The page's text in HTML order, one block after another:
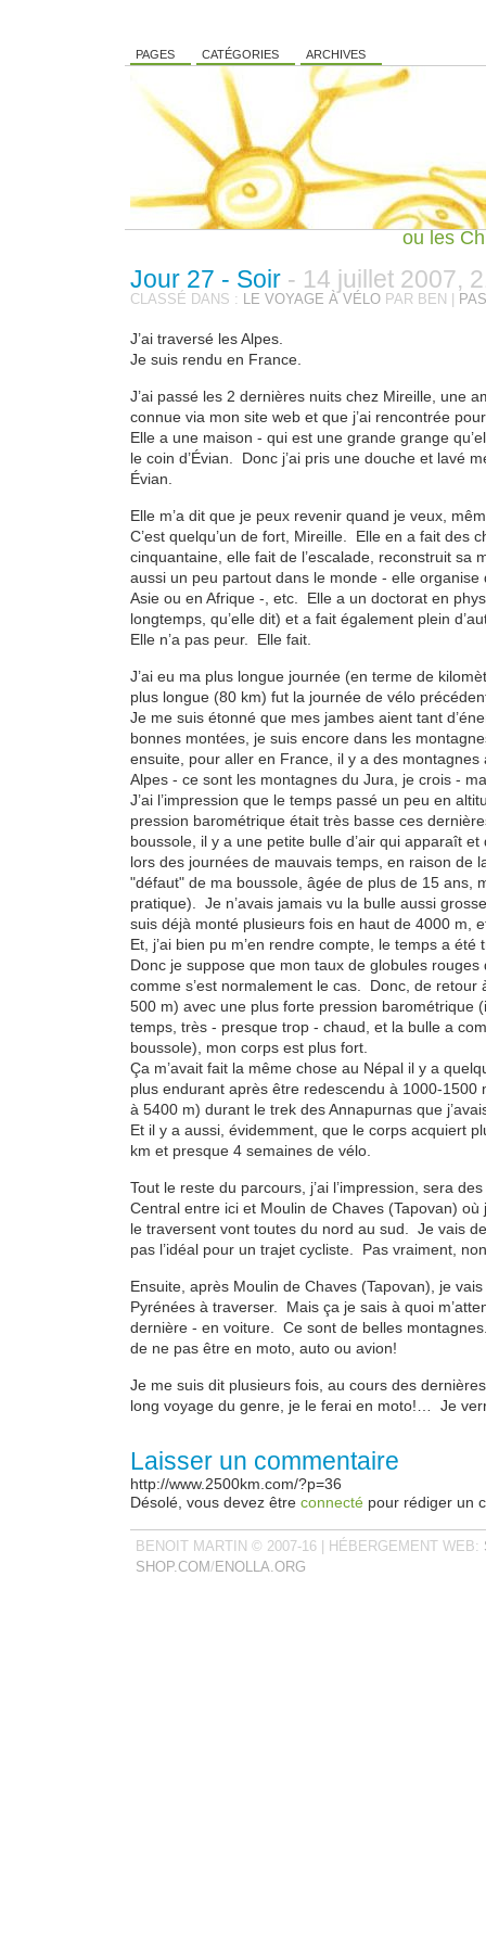
PAGES CATÉGORIES ARCHIVES
ou les
Jour 27 - Soir - 14 juillet 2007,
CLASSÉ DANS : LE VOYAGE À VÉLO PAR BEN |
J’ai traversé les Alpes.
Je suis rendu en France.
J’ai passé les 2 dernières nuits chez Mireille, une
connue via mon site web et que j’ai rencontrée
Elle a une maison - qui est une grande grange
le coin d’Évian. Donc j’ai pris une douche et lavé
Évian.
Elle m’a dit que je peux revenir quand je veux,
C’est quelqu’un de fort, Mireille. Elle en a fait des
cinquantaine, elle fait de l’escalade, reconstruit sa
aussi un peu partout dans le monde - elle
Asie ou en Afrique -, etc. Elle a un doctorat en
longtemps, qu’elle dit) et a fait également plein
Elle n’a pas peur. Elle fait.
J’ai eu ma plus longue journée (en terme de
plus longue (80 km) fut la journée de vélo
Je me suis étonné que mes jambes aient tant
bonnes montées, je suis encore dans les
ensuite, pour aller en France, il y a des montagnes
Alpes - ce sont les montagnes du Jura, je crois -
J’ai l’impression que le temps passé un peu en
pression barométrique était très basse ces
boussole, il y a une petite bulle d’air qui apparaît et
lors des journées de mauvais temps, en raison de
"défaut" de ma boussole, âgée de plus de 15 ans,
pratique). Je n’avais jamais vu la bulle aussi
suis déjà monté plusieurs fois en haut de 4000 m,
Et, j’ai bien pu m’en rendre compte, le temps a
Donc je suppose que mon taux de globules rouges
comme s’est normalement le cas. Donc, de retour
500 m) avec une plus forte pression barométrique
temps, très - presque trop - chaud, et la bulle a
boussole), mon corps est plus fort.
Ça m’avait fait la même chose au Népal il y a
plus endurant après être redescendu à 1000-1500
à 5400 m) durant le trek des Annapurnas que
Et il y a aussi, évidemment, que le corps acquiert
km et presque 4 semaines de vélo.
Tout le reste du parcours, j’ai l’impression, sera
Central entre ici et Moulin de Chaves (Tapovan)
le traversent vont toutes du nord au sud. Je vais de
pas l’idéal pour un trajet cycliste. Pas vraiment,
Ensuite, après Moulin de Chaves (Tapovan), je vais
Pyrénées à traverser. Mais ça je sais à quoi
dernière - en voiture. Ce sont de belles
de ne pas être en moto, auto ou avion!
Je me suis dit plusieurs fois, au cours des
long voyage du genre, je le ferai en moto!… Je
Laisser un commentaire
http://www.2500km.com/?p=36
Désolé, vous devez être connecté pour rédiger un
BENOIT MARTIN © 2007-16 | HÉBERGEMENT WEB:
SHOP.COM/ENOLLA.ORG